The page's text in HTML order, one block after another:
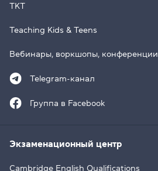
TKT
Teaching Kids & Teens
Вебинары, воркшопы, конференции
Telegram-канал
Группа в Facebook
Экзаменационный центр
Cambridge English Qualifications